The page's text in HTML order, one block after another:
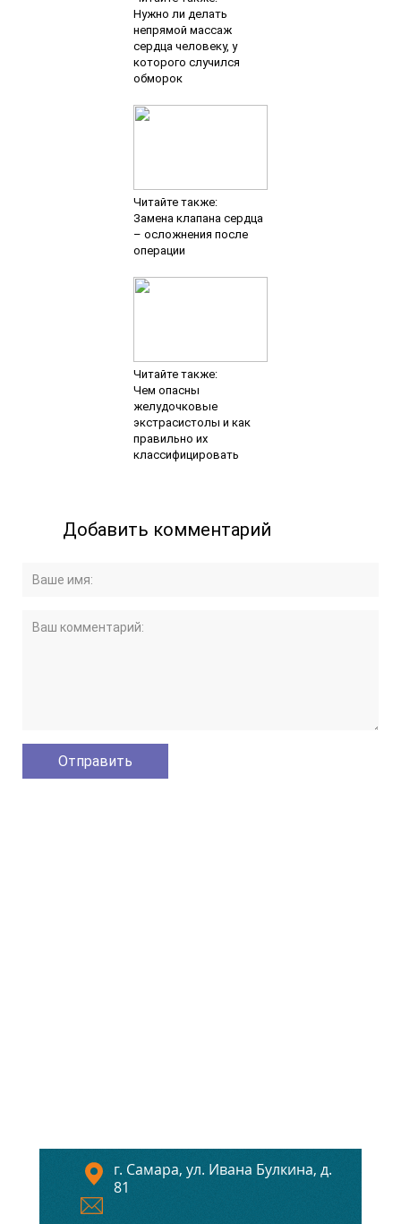
Нужно ли делать
непрямой массаж
сердца человеку, у
которого случился
обморок
Читайте также:
Замена клапана сердца
– осложнения после
операции
Читайте также:
Чем опасны
желудочковые
экстрасистолы и как
правильно их
классифицировать
Добавить комментарий
г. Самара, ул. Ивана Булкина, д.
81